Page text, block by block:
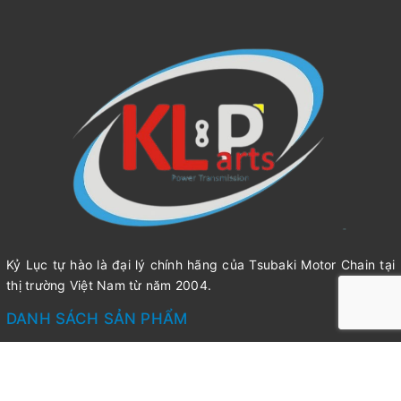
Với xích truyền động tiêu chuẩn Tsubaki đóng gói theo
Hộp với độ dài xích mỗi hộp 3048mm, đã bao gồm 1 khóa
xích.Tuy nhiên, với các yêu cầu đặc biệt với độ dài xích
dài hoặc ngắn hơn hộp tiêu chuẩn. Tsubaki sẵn sàn đóng
Kỷ Lục tự hào là đại lý chính hãng của Tsubaki Motor Chain tại
thị trường Việt Nam từ năm 2004.
DANH SÁCH SẢN PHẨM